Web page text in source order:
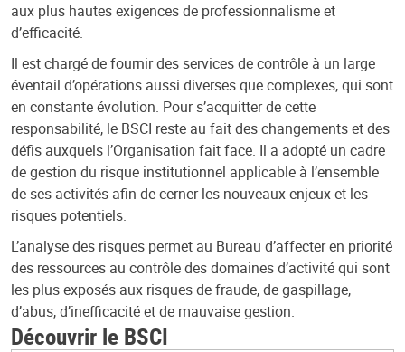
aux plus hautes exigences de professionnalisme et
d’efficacité.
Il est chargé de fournir des services de contrôle à un large
éventail d’opérations aussi diverses que complexes, qui sont
en constante évolution. Pour s’acquitter de cette
responsabilité, le BSCI reste au fait des changements et des
défis auxquels l’Organisation fait face. Il a adopté un cadre
de gestion du risque institutionnel applicable à l’ensemble
de ses activités afin de cerner les nouveaux enjeux et les
risques potentiels.
L’analyse des risques permet au Bureau d’affecter en priorité
des ressources au contrôle des domaines d’activité qui sont
les plus exposés aux risques de fraude, de gaspillage,
d’abus, d’inefficacité et de mauvaise gestion.
Découvrir le BSCI